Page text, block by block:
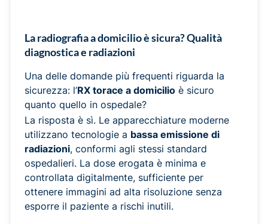
La radiografia a domicilio è sicura? Qualità
diagnostica e radiazioni
Una delle domande più frequenti riguarda la
sicurezza: l’RX torace a domicilio è sicuro
quanto quello in ospedale?
La risposta è sì. Le apparecchiature moderne
utilizzano tecnologie a bassa emissione di
radiazioni, conformi agli stessi standard
ospedalieri. La dose erogata è minima e
controllata digitalmente, sufficiente per
ottenere immagini ad alta risoluzione senza
esporre il paziente a rischi inutili.